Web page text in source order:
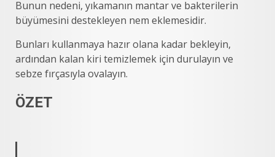
Bunun nedeni, yıkamanın mantar ve bakterilerin
büyümesini destekleyen nem eklemesidir.
Bunları kullanmaya hazır olana kadar bekleyin,
ardından kalan kiri temizlemek için durulayın ve
sebze fırçasıyla ovalayın.
ÖZET